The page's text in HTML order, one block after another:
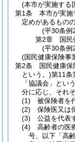
(本市が実施する
第1条
本市が実施
定めがあるもの
(平30条例
第2章
国民
(平30条例
(国民健康保険事
第2条
国民健康保
という。)第11条
「協議会」とい
分に応じ、それ
(1)
被保険者を
(2)
保険医又は
(3)
公益を代表
(4)
高齢者の医
号。以下「高